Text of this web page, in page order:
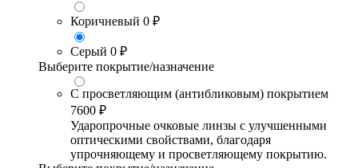
Коричневый 0 ₽
Серый 0 ₽
Выберите покрытие/назначение
С просветляющим (антибликовым) покрытием
7600 ₽
Ударопрочные очковые линзы с улучшенными
оптическими свойствами, благодаря
упрочняющему и просветляющему покрытию.